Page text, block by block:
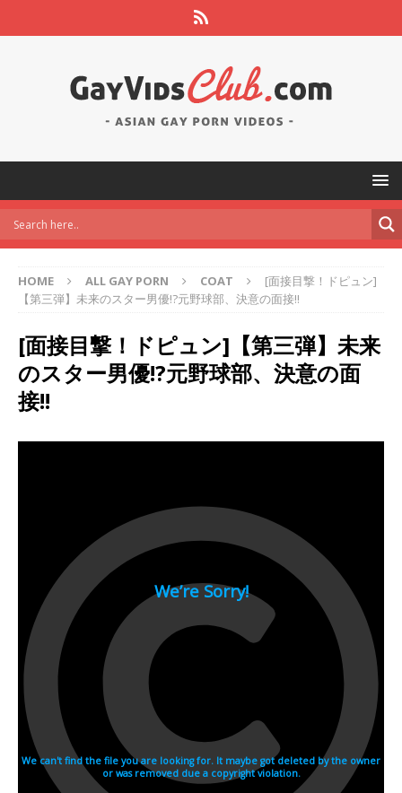
HOME ALL GAY PORN COAT
[面接目撃！ドピュン]
【第三弾】未来のスター男優!?元野球部、決意の面接!!
[面接目撃！ドピュン]【第三弾】未来
のスター男優!?元野球部、決意の面
接!!